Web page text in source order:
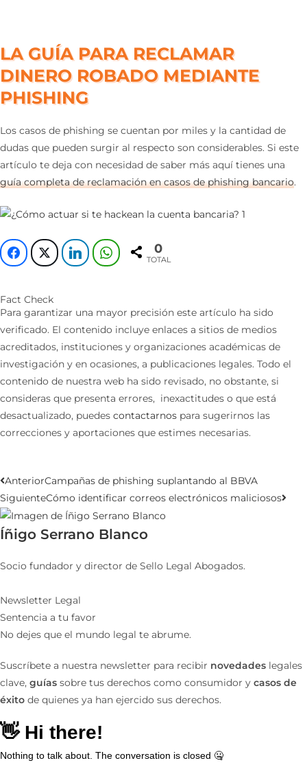
LA GUÍA PARA RECLAMAR
DINERO ROBADO MEDIANTE
PHISHING
Los casos de phishing se cuentan por miles y la cantidad de
dudas que pueden surgir al respecto son considerables. Si este
artículo te deja con necesidad de saber más aquí tienes una
guía completa de reclamación en casos de phishing bancario.
0
TOTAL
Fact Check
Para garantizar una mayor precisión este artículo ha sido
verificado. El contenido incluye enlaces a sitios de medios
acreditados, instituciones y organizaciones académicas de
investigación y en ocasiones, a publicaciones legales. Todo el
contenido de nuestra web ha sido revisado, no obstante, si
consideras que presenta errores, inexactitudes o que está
desactualizado, puedes contactarnos para sugerirnos las
correcciones y aportaciones que estimes necesarias.
AnteriorCampañas de phishing suplantando al BBVA
SiguienteCómo identificar correos electrónicos maliciosos
Íñigo Serrano Blanco
Socio fundador y director de Sello Legal Abogados.
Newsletter Legal
Sentencia a tu favor
No dejes que el mundo legal te abrume.
Suscríbete a nuestra newsletter para recibir novedades legales
clave, guías sobre tus derechos como consumidor y casos de
éxito de quienes ya han ejercido sus derechos.